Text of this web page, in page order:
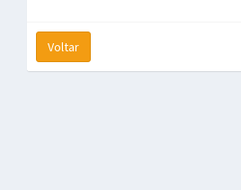
Voltar